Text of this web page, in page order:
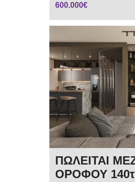
600.000€
ΠΩΛΕΙΤΑΙ
ΟΡΟΦΟΥ